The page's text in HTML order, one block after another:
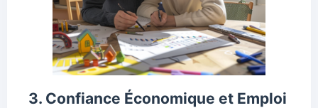
3. Confiance Économique et Emploi